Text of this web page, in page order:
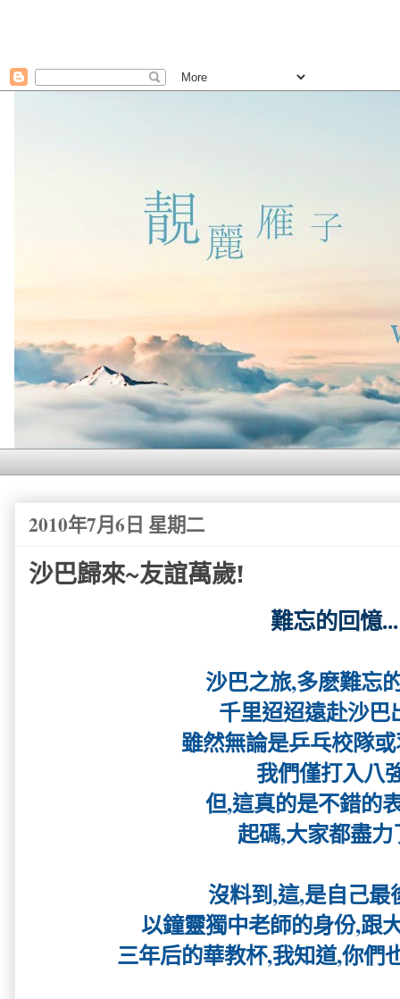
2010年7月6日 星期二
沙巴歸來~友誼萬歲!
難忘的回憶...
沙巴之旅,多麽難忘
千里迢迢遠赴沙巴
雖然無論是乒乓校隊
我們僅打入八
但,這真的是不錯的
起碼,大家都盡力
沒料到,這,是自己最
以鐘靈獨中老師的身份,跟
三年后的華教杯,我知道,你們